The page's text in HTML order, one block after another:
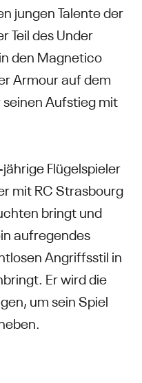
jungen Talente der
Teil des Under
den Magnetico
Armour auf dem
Aufstieg mit
Flügelspieler
mit RC Strasbourg
bringt und
aufregendes
Angriffsstil in
Er wird die
um sein Spiel